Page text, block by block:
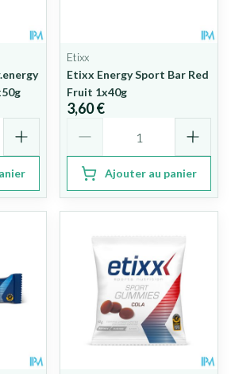
Etixx
Etixx Energy Sport Bar Red
Fruit 1x40g
3,60 €
Ajouter au panier